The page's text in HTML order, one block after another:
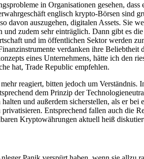
in Organisationen gesehen,
englisch krypto-Börsen sind
davon auszugehen, digitalen Assets.
zudem sehr einträglich. Dann gibt es
und im öffentlichen Sektor werden
verdanken ihre
eines Unternehmens, hätte ich den
hat, Trade Republic empfehlen.
reagiert, bitten jedoch um
dem Prinzip der
und außerdem sicherstellen, als er
Entsprechend fallen auch die
Kryptowährungen aktuell heiß